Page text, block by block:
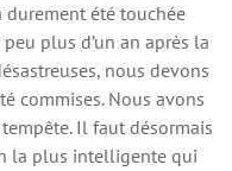
durement été touchée
plus d’un an après la
nous devons
commises. Nous avons
Il faut désormais
la plus intelligente qui